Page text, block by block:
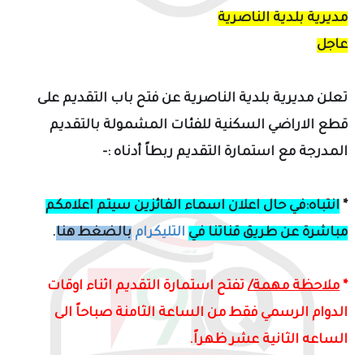
مديرية بلدية الناصرية
عاجل
تعلن مديرية بلدية الناصرية عن فتح باب التقديم على
قطع الاراضي السكنية للفئات المشمولة بالتقديم
المدرجة مع استمارة التقديم ربطاً أدناه :-
* انتباه:في حال اعلان اسماء الفائزين سيتم اعلامكم
مباشرة عن طريق قناتنا في التليكرام بالضغط هنا.
* ملاحظة مهمة/تفتح استمارة التقديم اثناء اوقات
الدوام الرسمي فقط من الساعة الثامنة صباحاً الى
الساعه الثانية عشر ظهراً.